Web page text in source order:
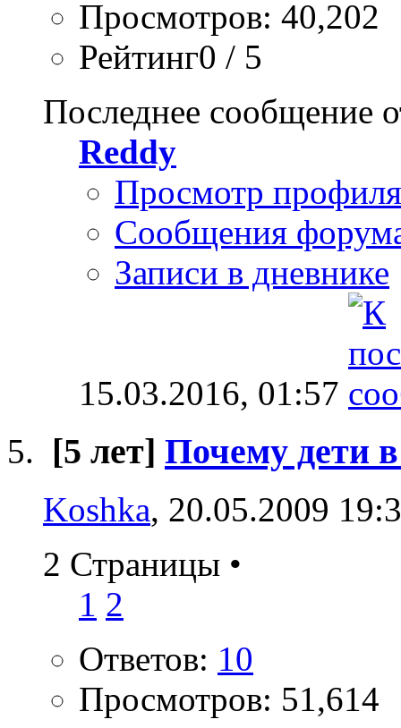
Просмотров: 40,202
Рейтинг0 / 5
Последнее сообщение
Reddy
Просмотр профиля
Сообщения
Записи в дневнике
15.03.2016, 01:57
[5 лет] Почему дети
Koshka, 20.05.2009
2 Страницы •
1 2
Ответов: 10
Просмотров: 51,614